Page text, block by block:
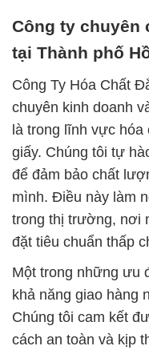
Công ty chuyên
tại Thành phố
Công Ty Hóa Chất
chuyên kinh doanh
là trong lĩnh vực
giấy. Chúng tôi tự
để đảm bảo chất
mình. Điều này làm
trong thị trường, nơi
đặt tiêu chuẩn thấp
Một trong những ưu
khả năng giao hàng
Chúng tôi cam kết
cách an toàn và kịp